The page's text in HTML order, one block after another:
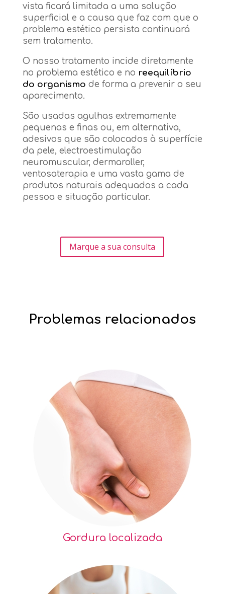
vista ficará limitada a uma solução
superficial e a causa que faz com que o
problema estético persista continuará
sem tratamento.
O nosso tratamento incide diretamente
no problema estético e no reequilíbrio
do organismo de forma a prevenir o seu
aparecimento.
São usadas agulhas extremamente
pequenas e finas ou, em alternativa,
adesivos que são colocados à superfície
da pele, electroestimulação
neuromuscular, dermaroller,
ventosaterapia e uma vasta gama de
produtos naturais adequados a cada
pessoa e situação particular.
Marque a sua consulta
Problemas relacionados
Gordura localizada